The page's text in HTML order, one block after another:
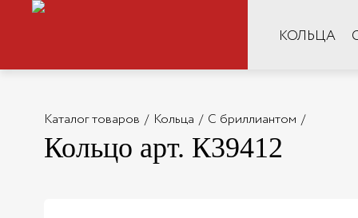
КОЛЬЦА
Каталог товаров / Кольца / С бриллиантом /
Кольцо арт. К39412